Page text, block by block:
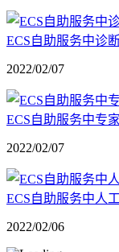
ECS自助服务中诊
2022/02/07
ECS自助服务中专
2022/02/07
ECS自助服务中人
2022/02/06